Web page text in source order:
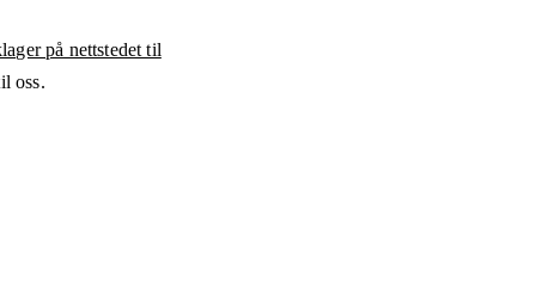
på nettstedet til
oss.